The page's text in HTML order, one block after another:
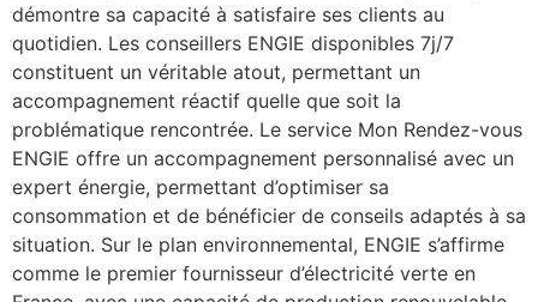
démontre sa capacité à satisfaire ses clients au
quotidien. Les conseillers ENGIE disponibles 7j/7
constituent un véritable atout, permettant un
accompagnement réactif quelle que soit la
problématique rencontrée. Le service Mon Rendez-vous
ENGIE offre un accompagnement personnalisé avec un
expert énergie, permettant d’optimiser sa
consommation et de bénéficier de conseils adaptés à sa
situation. Sur le plan environnemental, ENGIE s’affirme
comme le premier fournisseur d’électricité verte en